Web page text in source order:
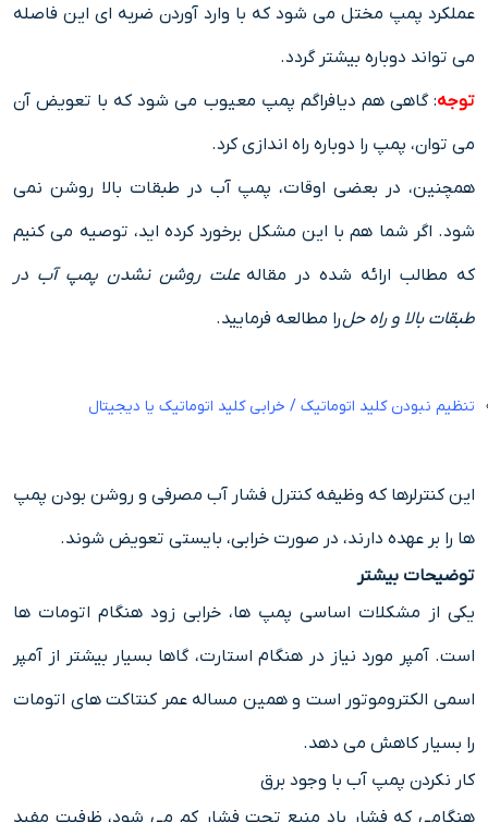
عملکرد پمپ مختل می شود که با وارد آوردن ضربه ای این فاصله
می تواند دوباره بیشتر گردد.
توجه: گاهی هم دیافراگم پمپ معیوب می شود که با تعویض آن
می توان، پمپ را دوباره راه اندازی کرد.
همچنین، در بعضی اوقات، پمپ آب در طبقات بالا روشن نمی
شود. اگر شما هم با این مشکل برخورد کرده اید، توصیه می کنیم
که مطالب ارائه شده در مقالهعلت روشن نشدن پمپ آب در
طبقات بالا و راه حلرا مطالعه فرمایید.
تنظیم نبودن کلید اتوماتیک / خرابی کلید اتوماتیک یا دیجیتال
این کنترلرها که وظیفه کنترل فشار آب مصرفی و روشن بودن پمپ
ها را بر عهده دارند، در صورت خرابی، بایستی تعویض شوند.
توضیحات بیشتر
یکی از مشکلات اساسی پمپ ها، خرابی زود هنگام اتومات ها
است. آمپر مورد نیاز در هنگام استارت، گاها بسیار بیشتر از آمپر
اسمی الکتروموتور است و همین مساله عمر کنتاکت های اتومات
را بسیار کاهش می دهد.
کار نکردن پمپ آب با وجود برق